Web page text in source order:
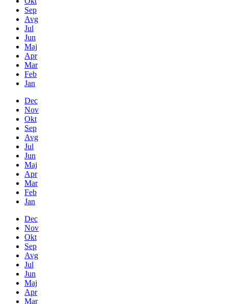
Sep
Avg
Jul
Jun
Maj
Apr
Mar
Feb
Jan
Dec
Nov
Okt
Sep
Avg
Jul
Jun
Maj
Apr
Mar
Feb
Jan
Dec
Nov
Okt
Sep
Avg
Jul
Jun
Maj
Apr
Mar